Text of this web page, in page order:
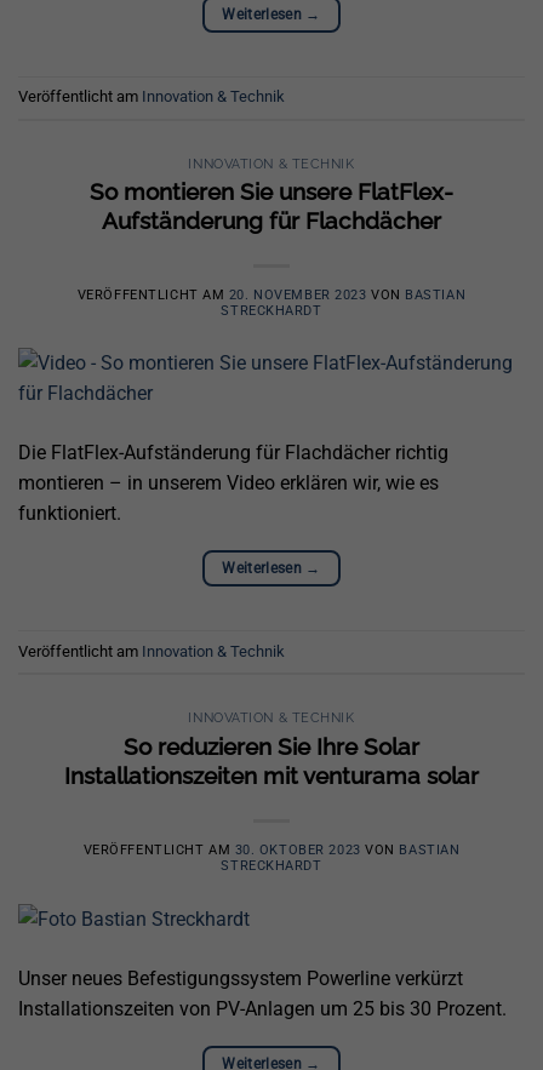
Weiterlesen →
Veröffentlicht am Innovation & Technik
INNOVATION & TECHNIK
So montieren Sie unsere FlatFlex-
Aufständerung für Flachdächer
VERÖFFENTLICHT AM 20. NOVEMBER 2023 VON
BASTIAN
STRECKHARDT
Die FlatFlex-Aufständerung für Flachdächer richtig
montieren – in unserem Video erklären wir, wie es
funktioniert.
Weiterlesen →
Veröffentlicht am Innovation & Technik
INNOVATION & TECHNIK
So reduzieren Sie Ihre Solar
Installationszeiten mit venturama solar
VERÖFFENTLICHT AM 30. OKTOBER 2023 VON BASTIAN
STRECKHARDT
Unser neues Befestigungssystem Powerline verkürzt
Installationszeiten von PV-Anlagen um 25 bis 30 Prozent.
Weiterlesen →